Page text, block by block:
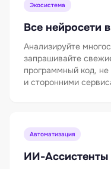
Экосистема
Все нейросети
Анализируйте
запрашивайте
программный код,
и сторонними
Автоматизация
ИИ-Ассистенты